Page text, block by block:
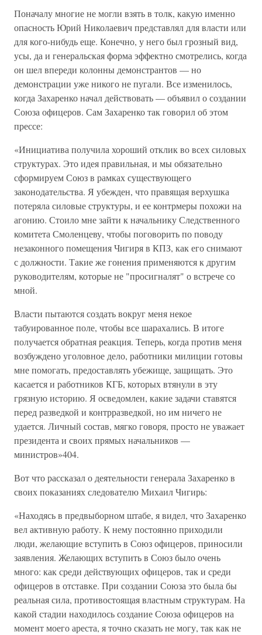
Поначалу многие не могли взять в толк, какую именно
опасность Юрий Николаевич представлял для власти или
для кого-нибудь еще. Конечно, у него был грозный вид,
усы, да и генеральская форма эффектно смотрелись, когда
он шел впереди колонны демонстрантов — но
демонстрации уже никого не пугали. Все изменилось,
когда Захаренко начал действовать — объявил о создании
Союза офицеров. Сам Захаренко так говорил об этом
прессе:
«Инициатива получила хороший отклик во всех силовых
структурах. Это идея правильная, и мы обязательно
сформируем Союз в рамках существующего
законодательства. Я убежден, что правящая верхушка
потеряла силовые структуры, и ее контрмеры похожи на
агонию. Стоило мне зайти к начальнику Следственного
комитета Смоленцеву, чтобы поговорить по поводу
незаконного помещения Чигиря в КПЗ, как его снимают
с должности. Такие же гонения применяются к другим
руководителям, которые не "просигналят" о встрече со
мной.
Власти пытаются создать вокруг меня некое
табуированное поле, чтобы все шарахались. В итоге
получается обратная реакция. Теперь, когда против меня
возбуждено уголовное дело, работники милиции готовы
мне помогать, предоставлять убежище, защищать. Это
касается и работников КГБ, которых втянули в эту
грязную историю. Я осведомлен, какие задачи ставятся
перед разведкой и контрразведкой, но им ничего не
удается. Личный состав, мягко говоря, просто не уважает
президента и своих прямых начальников —
министров»404.
Вот что рассказал о деятельности генерала Захаренко в
своих показаниях следователю Михаил Чигирь:
«Находясь в предвыборном штабе, я видел, что Захаренко
вел активную работу. К нему постоянно приходили
люди, желающие вступить в Союз офицеров, приносили
заявления. Желающих вступить в Союз было очень
много: как среди действующих офицеров, так и среди
офицеров в отставке. При создании Союза это была бы
реальная сила, противостоящая властным структурам. На
какой стадии находилось создание Союза офицеров на
момент моего ареста, я точно сказать не могу, так как не